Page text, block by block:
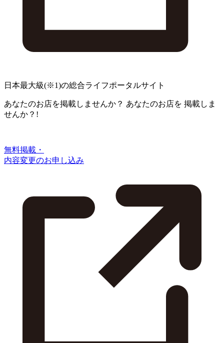
日本最大級(※1)の総合ライフポータルサイト
あなたのお店を掲載しませんか？ あなたのお店を 掲載しま
せんか？!
無料掲載・
内容変更のお申し込み